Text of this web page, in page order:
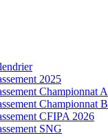
2025
Championnat A
Championnat B
CFIPA 2026
SNG